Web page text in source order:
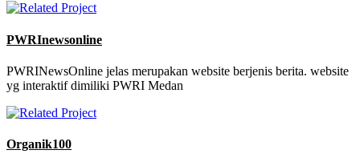
PWRInewsonline
PWRINewsOnline jelas merupakan website berjenis berita. website
yg interaktif dimiliki PWRI Medan
Organik100